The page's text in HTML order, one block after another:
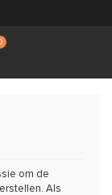
om de
Als